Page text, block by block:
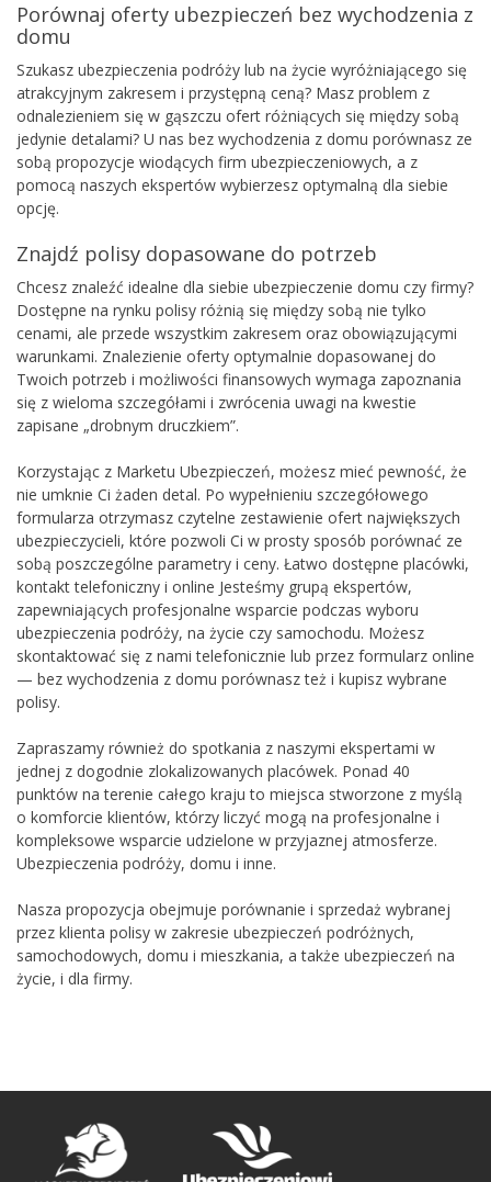
Porównaj oferty ubezpieczeń bez wychodzenia z
domu
Szukasz ubezpieczenia podróży lub na życie wyróżniającego się
atrakcyjnym zakresem i przystępną ceną? Masz problem z
odnalezieniem się w gąszczu ofert różniących się między sobą
jedynie detalami? U nas bez wychodzenia z domu porównasz ze
sobą propozycje wiodących firm ubezpieczeniowych, a z
pomocą naszych ekspertów wybierzesz optymalną dla siebie
opcję.
Znajdź polisy dopasowane do potrzeb
Chcesz znaleźć idealne dla siebie ubezpieczenie domu czy firmy?
Dostępne na rynku polisy różnią się między sobą nie tylko
cenami, ale przede wszystkim zakresem oraz obowiązującymi
warunkami. Znalezienie oferty optymalnie dopasowanej do
Twoich potrzeb i możliwości finansowych wymaga zapoznania
się z wieloma szczegółami i zwrócenia uwagi na kwestie
zapisane „drobnym druczkiem”.
Korzystając z Marketu Ubezpieczeń, możesz mieć pewność, że
nie umknie Ci żaden detal. Po wypełnieniu szczegółowego
formularza otrzymasz czytelne zestawienie ofert największych
ubezpieczycieli, które pozwoli Ci w prosty sposób porównać ze
sobą poszczególne parametry i ceny. Łatwo dostępne placówki,
kontakt telefoniczny i online Jesteśmy grupą ekspertów,
zapewniających profesjonalne wsparcie podczas wyboru
ubezpieczenia podróży, na życie czy samochodu. Możesz
skontaktować się z nami telefonicznie lub przez formularz online
— bez wychodzenia z domu porównasz też i kupisz wybrane
polisy.
Zapraszamy również do spotkania z naszymi ekspertami w
jednej z dogodnie zlokalizowanych placówek. Ponad 40
punktów na terenie całego kraju to miejsca stworzone z myślą
o komforcie klientów, którzy liczyć mogą na profesjonalne i
kompleksowe wsparcie udzielone w przyjaznej atmosferze.
Ubezpieczenia podróży, domu i inne.
Nasza propozycja obejmuje porównanie i sprzedaż wybranej
przez klienta polisy w zakresie ubezpieczeń podróżnych,
samochodowych, domu i mieszkania, a także ubezpieczeń na
życie, i dla firmy.